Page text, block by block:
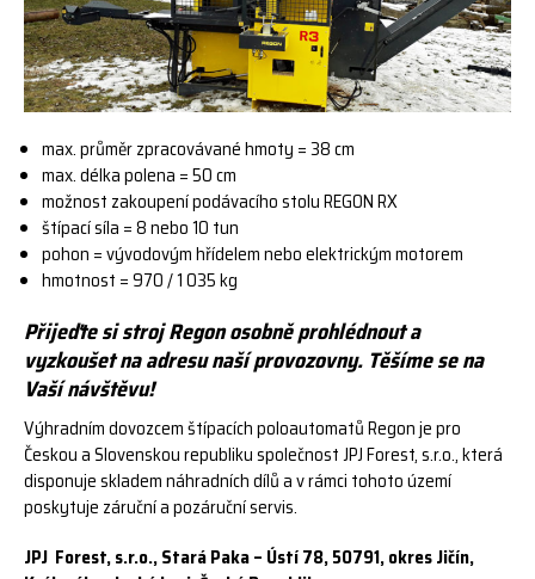
max. průměr zpracovávané hmoty = 38 cm
max. délka polena = 50 cm
možnost zakoupení podávacího stolu REGON RX
štípací síla = 8 nebo 10 tun
pohon = vývodovým hřídelem nebo elektrickým motorem
hmotnost = 970 / 1 035 kg
Přijeďte si stroj Regon osobně prohlédnout a
vyzkoušet na adresu naší provozovny. Těšíme se na
Vaší návštěvu!
Výhradním dovozcem štípacích poloautomatů Regon je pro
Českou a Slovenskou republiku společnost JPJ Forest, s.r.o., která
disponuje skladem náhradních dílů a v rámci tohoto území
poskytuje záruční a pozáruční servis.
JPJ Forest, s.r.o., Stará Paka – Ústí 78, 50791, okres Jičín,